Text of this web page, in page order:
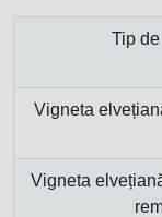
Tip de
Vigneta
Vigneta